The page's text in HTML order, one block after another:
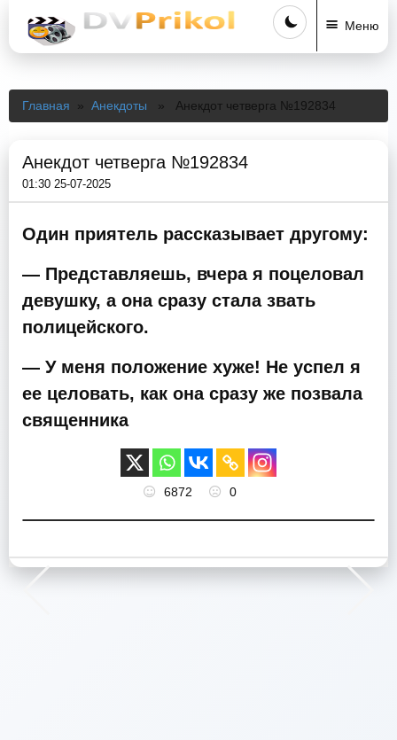
Меню
Главная » Анекдоты » Анекдот четверга №192834
Анекдот четверга №192834
01:30 25-07-2025
Один приятель рассказывает другому:
— Представляешь, вчера я поцеловал
девушку, а она сразу стала звать
полицейского.
— У меня положение хуже! Не успел я
ее целовать, как она сразу же позвала
священника
6872 0